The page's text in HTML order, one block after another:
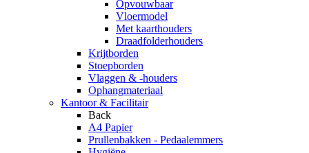
Opvouwbaar
Vloermodel
Met kaarthouders
Draadfolderhouders
Krijtborden
Stoepborden
Vlaggen & -houders
Ophangmateriaal
Kantoor & Facilitair
Back
A4 Papier
Prullenbakken - Pedaalemmers